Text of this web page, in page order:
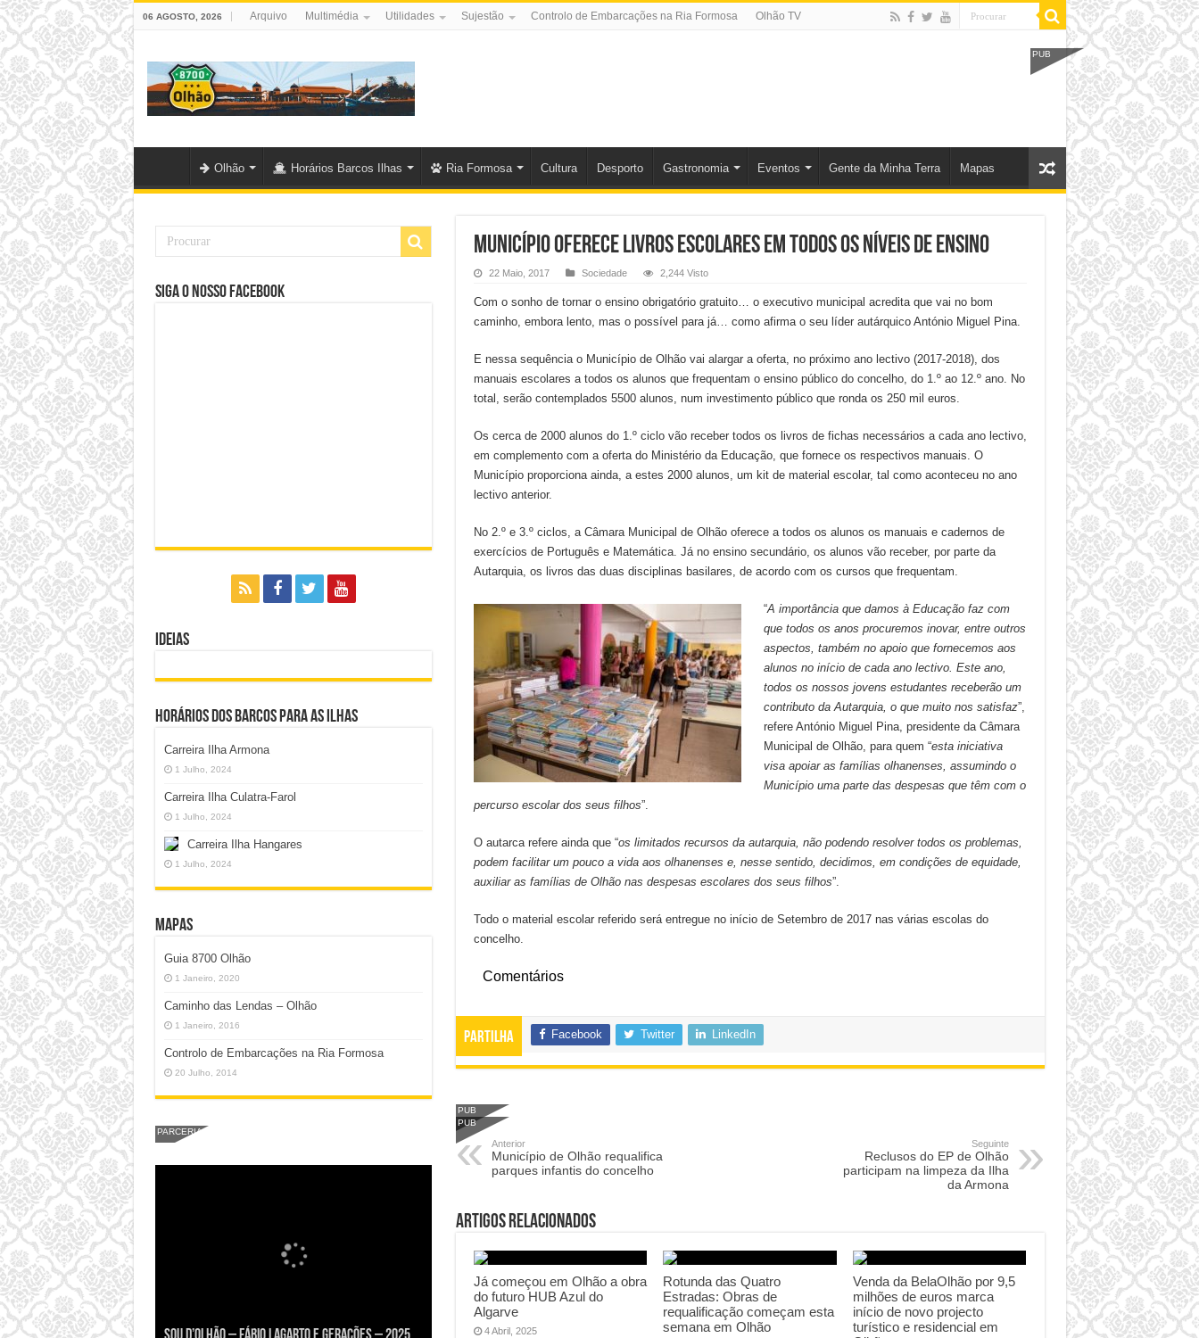
06 AGOSTO, 2026 Arquivo Multimédia Utilidades Sujestão Controlo de Embarcações na Ria Formosa Olhão TV
PUB
Olhão Horários Barcos Ilhas Ria Formosa Cultura Desporto Gastronomia Eventos Gente da Minha Terra Mapas
Município oferece livros escolares em todos os níveis de ensino
22 Maio, 2017 Sociedade 2,244 Visto
Com o sonho de tornar o ensino obrigatório gratuito… o executivo municipal acredita que vai no bom
caminho, embora lento, mas o possível para já… como afirma o seu líder autárquico António Miguel Pina.
E nessa sequência o Município de Olhão vai alargar a oferta, no próximo ano lectivo (2017-2018), dos
manuais escolares a todos os alunos que frequentam o ensino público do concelho, do 1.º ao 12.º ano. No
total, serão contemplados 5500 alunos, num investimento público que ronda os 250 mil euros.
Os cerca de 2000 alunos do 1.º ciclo vão receber todos os livros de fichas necessários a cada ano lectivo,
em complemento com a oferta do Ministério da Educação, que fornece os respectivos manuais. O
Município proporciona ainda, a estes 2000 alunos, um kit de material escolar, tal como aconteceu no ano
lectivo anterior.
No 2.º e 3.º ciclos, a Câmara Municipal de Olhão oferece a todos os alunos os manuais e cadernos de
exercícios de Português e Matemática. Já no ensino secundário, os alunos vão receber, por parte da
Autarquia, os livros das duas disciplinas basilares, de acordo com os cursos que frequentam.
“A importância que damos à Educação faz com
que todos os anos procuremos inovar, entre outros
aspectos, também no apoio que fornecemos aos
alunos no início de cada ano lectivo. Este ano,
todos os nossos jovens estudantes receberão um
contributo da Autarquia, o que muito nos satisfaz”,
refere António Miguel Pina, presidente da Câmara
Municipal de Olhão, para quem “esta iniciativa
visa apoiar as famílias olhanenses, assumindo o
Município uma parte das despesas que têm com o
percurso escolar dos seus filhos”.
O autarca refere ainda que “os limitados recursos da autarquia, não podendo resolver todos os problemas,
podem facilitar um pouco a vida aos olhanenses e, nesse sentido, decidimos, em condições de equidade,
auxiliar as famílias de Olhão nas despesas escolares dos seus filhos”.
Todo o material escolar referido será entregue no início de Setembro de 2017 nas várias escolas do
concelho.
Comentários
Partilha Facebook Twitter LinkedIn
PUB
PUB
Anterior
Município de Olhão requalifica
parques infantis do concelho
Seguinte
Reclusos do EP de Olhão
participam na limpeza da Ilha
da Armona
Artigos Relacionados
Já começou em Olhão a obra
do futuro HUB Azul do
Algarve
4 Abril, 2025
Rotunda das Quatro
Estradas: Obras de
requalificação começam esta
semana em Olhão
Venda da BelaOlhão por 9,5
milhões de euros marca
início de novo projecto
turístico e residencial em
Siga o nosso Facebook
Ideias
Horários dos Barcos para as Ilhas
Carreira Ilha Armona
1 Julho, 2024
Carreira Ilha Culatra-Farol
1 Julho, 2024
Carreira Ilha Hangares
1 Julho, 2024
Mapas
Guia 8700 Olhão
1 Janeiro, 2020
Caminho das Lendas – Olhão
1 Janeiro, 2016
Controlo de Embarcações na Ria Formosa
20 Julho, 2014
PARCERIA